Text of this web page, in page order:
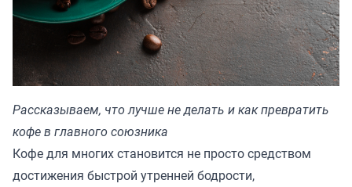
Рассказываем, что лучше не делать и как превратить
кофе в главного союзника
Кофе для многих становится не просто средством
достижения быстрой утренней бодрости,